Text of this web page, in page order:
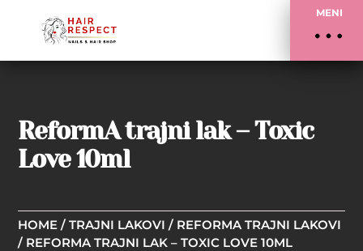
MENI
ReformA trajni lak – Toxic
Love 10ml
HOME /TRAJNI LAKOVI / REFORMA TRAJNI LAKOVI
/ REFORMA TRAJNI LAK – TOXIC LOVE 10ML